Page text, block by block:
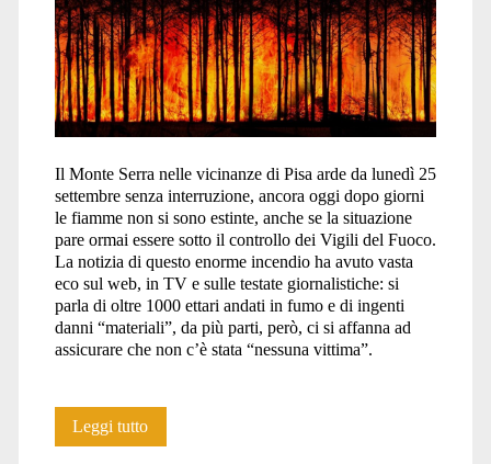
Il Monte Serra nelle vicinanze di Pisa arde da lunedì 25
settembre senza interruzione, ancora oggi dopo giorni
le fiamme non si sono estinte, anche se la situazione
pare ormai essere sotto il controllo dei Vigili del Fuoco.
La notizia di questo enorme incendio ha avuto vasta
eco sul web, in TV e sulle testate giornalistiche: si
parla di oltre 1000 ettari andati in fumo e di ingenti
danni “materiali”, da più parti, però, ci si affanna ad
assicurare che non c’è stata “nessuna vittima”.
Leggi tutto“Nessuna